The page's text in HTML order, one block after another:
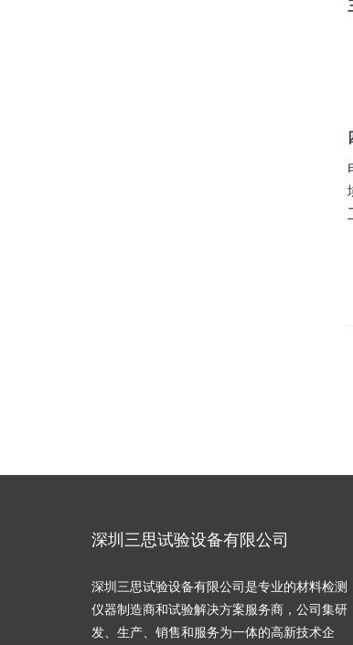
深圳三思试验设备有限公司
深圳三思试验设备有限公司是专业的材料检测
仪器制造商和试验解决方案服务商，公司集研
发、生产、销售和服务为一体的高新技术企